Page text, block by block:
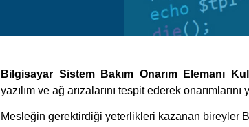
Bilgisayar Sistem Bakım Onarım Elemanı
yazılım ve ağ arızalarını tespit ederek
Mesleğin gerektirdiği yeterlikleri kazanan bireyler